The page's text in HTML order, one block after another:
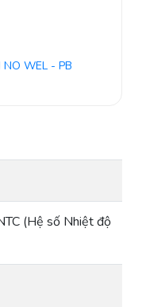
NO WEL - PB
(Hệ số Nhiệt độ